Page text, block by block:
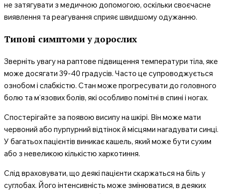
не затягувати з медичною допомогою, оскільки своєчасне
виявлення та реагування сприяє швидшому одужанню.
Типові симптоми у дорослих
Зверніть увагу на раптове підвищення температури тіла, яке
може досягати 39-40 градусів. Часто це супроводжується
ознобом і слабкістю. Стан може прогресувати до головного
болю та м’язових болів, які особливо помітні в спині і ногах.
Спостерігайте за появою висипу на шкірі. Він може мати
червоний або пурпурний відтінок й місцями нагадувати синці.
У багатьох пацієнтів виникає кашель, який може бути сухим
або з невеликою кількістю харкотиння.
Слід враховувати, що деякі пацієнти скаржаться на біль у
суглобах. Його інтенсивність може змінюватися, в деяких